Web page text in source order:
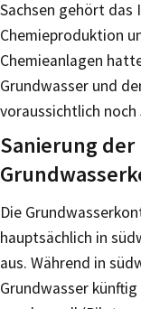
Sachsen gehört
Chemieproduktion
Chemieanlagen
Grundwasser und
voraussichtlich
Sanierung der
Die
hauptsächlich in
aus. Während in
Grundwasser